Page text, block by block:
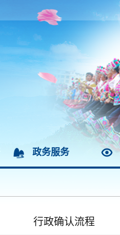
政务服务
行政确认流程